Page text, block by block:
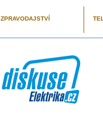
ZPRAVODAJSTVÍ